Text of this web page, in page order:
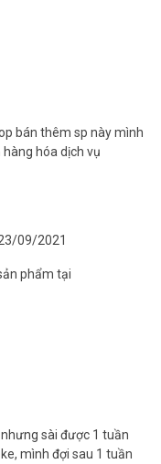
bán thêm sp này mình
hóa dịch vụ
09/2021
phẩm tại
sài được 1 tuần
mình đợi sau 1 tuần